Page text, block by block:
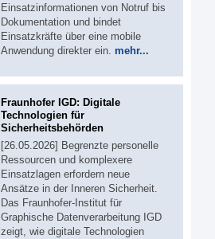
Einsatzinformationen von Notruf bis
Dokumentation und bindet
Einsatzkräfte über eine mobile
Anwendung direkter ein. mehr...
Fraunhofer IGD: Digitale
Technologien für
Sicherheitsbehörden
[26.05.2026] Begrenzte personelle
Ressourcen und komplexere
Einsatzlagen erfordern neue
Ansätze in der Inneren Sicherheit.
Das Fraunhofer-Institut für
Graphische Datenverarbeitung IGD
zeigt, wie digitale Technologien